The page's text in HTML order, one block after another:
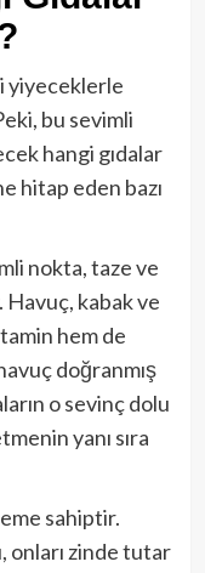
yiyeceklerle
bu sevimli
hangi gıdalar
hitap eden bazı
nokta, taze ve
Havuç, kabak ve
hem de
doğranmış
o sevinç dolu
yanı sıra
sahiptir.
onları zinde tutar